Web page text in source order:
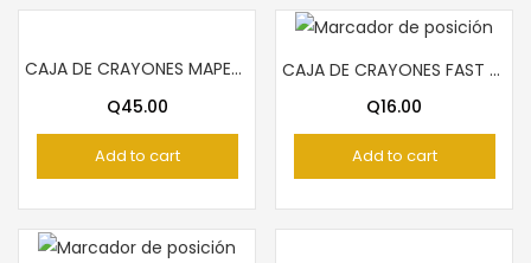
CAJA DE CRAYONES MAPED 24 COLORES
Q45.00
Add to cart
CAJA DE CRAYONES FAST PARA NIÑO 12 COLORES
Q16.00
Add to cart